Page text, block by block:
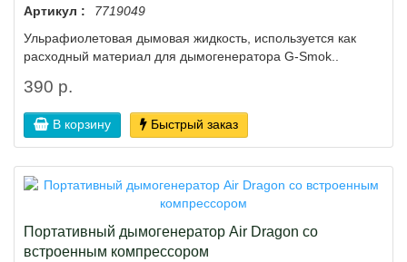
Артикул :
7719049
Ульрафиолетовая дымовая жидкость, используется как
расходный материал для дымогенератора G-Smok..
390 р.
В корзину Быстрый заказ
Портативный дымогенератор Air Dragon со
встроенным компрессором